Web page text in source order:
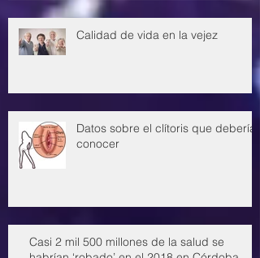
Calidad de vida en la vejez
Datos sobre el clítoris que deberías
conocer
Casi 2 mil 500 millones de la salud se